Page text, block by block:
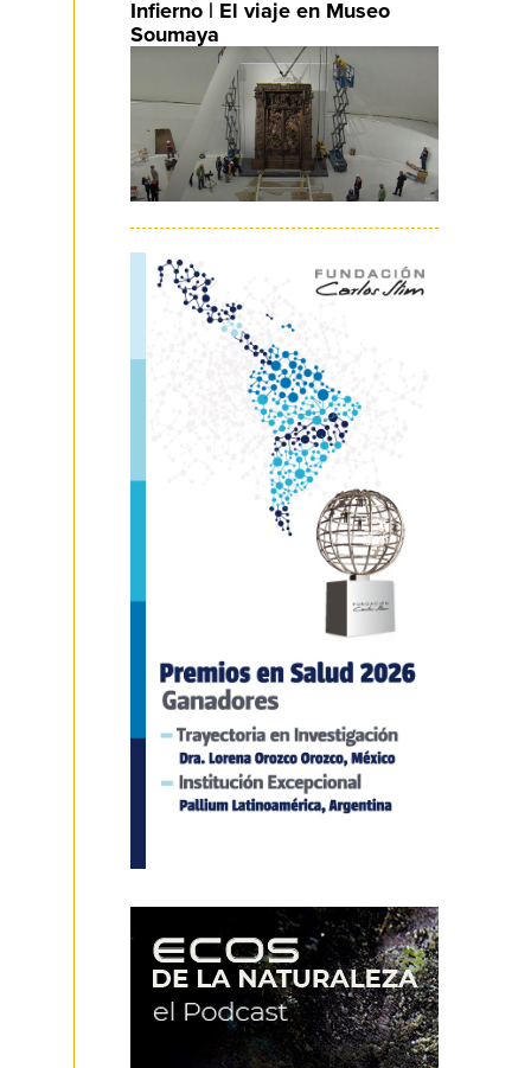
Infierno | El viaje en Museo
Soumaya